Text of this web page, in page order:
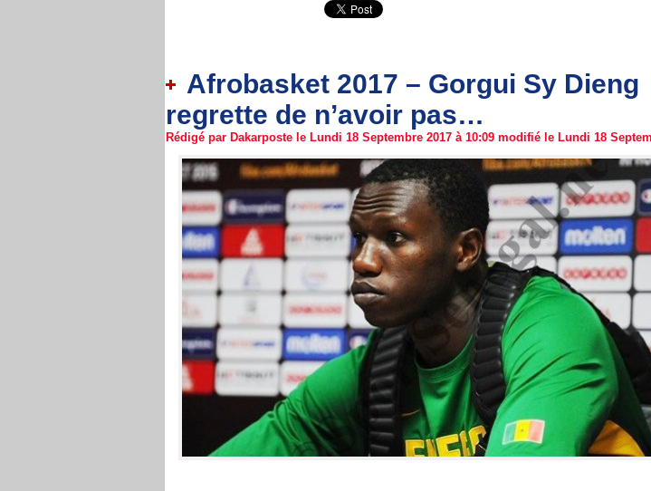
Afrobasket 2017 – Gorgui Sy Dieng
regrette de n’avoir pas…
Rédigé par Dakarposte le Lundi 18 Septembre 2017 à 10:09 modifié le Lundi 18